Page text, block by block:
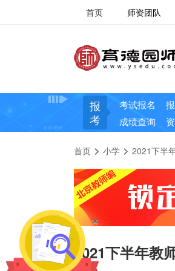
首页 师资团队
报
考
考试报名
成绩查询
首页 > 小学 > 2021下半
2021下半年教
×